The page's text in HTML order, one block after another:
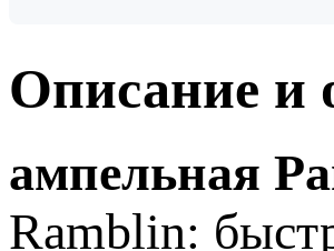
Описание и
ампельная
Ramblin: